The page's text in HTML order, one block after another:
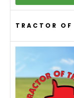
TRACTOR OF